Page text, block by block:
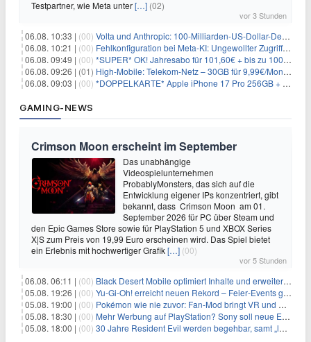
Testpartner, wie Meta unter[…] (02)
vor 3 Stunden
06.08. 10:33 | (00) Volta und Anthropic: 100-Milliarden-US-Dollar-Deal für KI-Rechenleistung
06.08. 10:21 | (00) Fehlkonfiguration bei Meta-KI: Ungewollter Zugriff auf fremde Systeme
06.08. 09:49 | (00) *SUPER* OK! Jahresabo für 101,60€ + bis zu 100€ Prämie
06.08. 09:26 | (01) High-Mobile: Telekom-Netz – 30GB für 9,99€/Monat / 80GB für 12,49€/Monat / 100GB für 19,99€/Monat (auch mtl. kündbar)
06.08. 09:03 | (00) *DOPPELKARTE* Apple iPhone 17 Pro 256GB + 80€ Online Bonus + 50GB 5G + Alles-Flat im Telekom-Netz für 44,94€/Monat – eff. 4,40€/Monat
GAMING-NEWS
Crimson Moon erscheint im September
Das unabhängige
Videospielunternehmen
ProbablyMonsters, das sich auf die
Entwicklung eigener IPs konzentriert, gibt
bekannt, dass Crimson Moon am 01.
September 2026 für PC über Steam und
den Epic Games Store sowie für PlayStation 5 und XBOX Series
X|S zum Preis von 19,99 Euro erscheinen wird. Das Spiel bietet
ein Erlebnis mit hochwertiger Grafik[…] (00)
vor 5 Stunden
06.08. 06:11 | (00) Black Desert Mobile optimiert Inhalte und erweitert Treasure Access
05.08. 19:26 | (00) Yu‑Gi‑Oh! erreicht neuen Rekord – Feier‑Events gestartet
05.08. 19:00 | (00) Pokémon wie nie zuvor: Fan-Mod bringt VR und Ego-Perspektive nach Kanto
05.08. 18:30 | (00) Mehr Werbung auf PlayStation? Sony soll neue Einnahmequellen prüfen
05.08. 18:00 | (00) 30 Jahre Resident Evil werden begehbar, samt „lebensgroßem Leon“